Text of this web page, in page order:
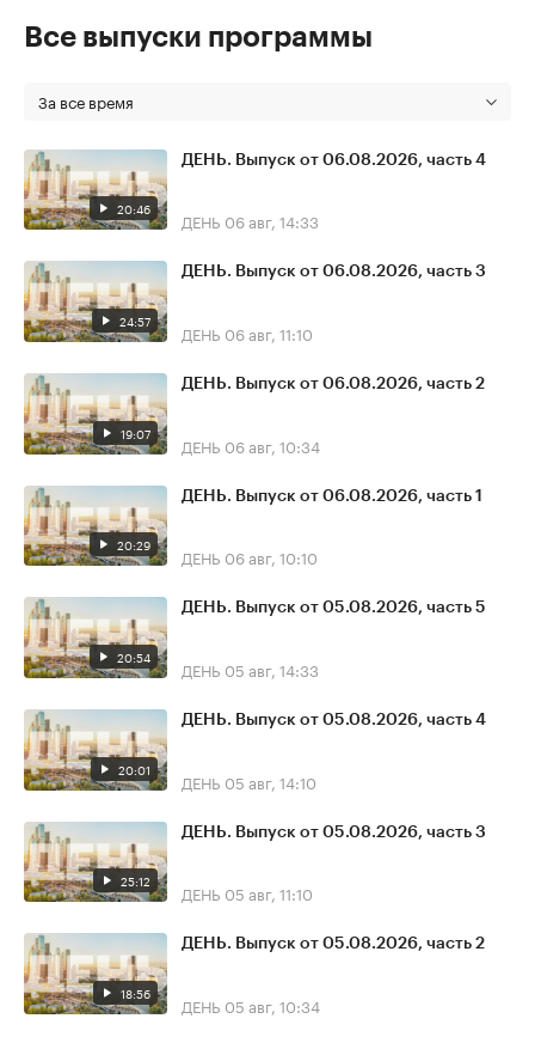
Все выпуски программы
За все время
20:46
ДЕНЬ. Выпуск от 06.08.2026, часть 4
ДЕНЬ 06 авг, 14:33
24:57
ДЕНЬ. Выпуск от 06.08.2026, часть 3
ДЕНЬ 06 авг, 11:10
19:07
ДЕНЬ. Выпуск от 06.08.2026, часть 2
ДЕНЬ 06 авг, 10:34
20:29
ДЕНЬ. Выпуск от 06.08.2026, часть 1
ДЕНЬ 06 авг, 10:10
20:54
ДЕНЬ. Выпуск от 05.08.2026, часть 5
ДЕНЬ 05 авг, 14:33
20:01
ДЕНЬ. Выпуск от 05.08.2026, часть 4
ДЕНЬ 05 авг, 14:10
25:12
ДЕНЬ. Выпуск от 05.08.2026, часть 3
ДЕНЬ 05 авг, 11:10
18:56
ДЕНЬ. Выпуск от 05.08.2026, часть 2
ДЕНЬ 05 авг, 10:34